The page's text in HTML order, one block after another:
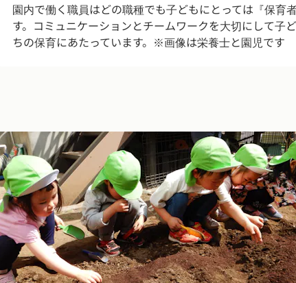
園内で働く職員はどの職種でも子どもにとっては『保育
す。コミュニケーションとチームワークを大切にして子
ちの保育にあたっています。※画像は栄養士と園児です